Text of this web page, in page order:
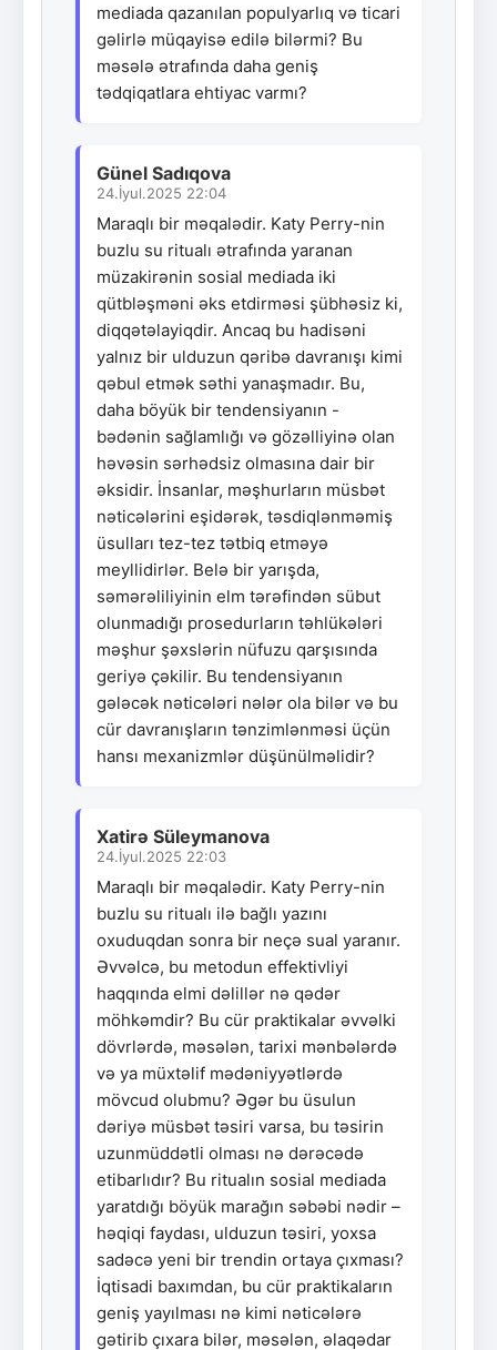
mediada qazanılan populyarlıq və ticari
gəlirlə müqayisə edilə bilərmi? Bu
məsələ ətrafında daha geniş
tədqiqatlara ehtiyac varmı?
Günel Sadıqova
24.İyul.2025 22:04
Maraqlı bir məqalədir. Katy Perry-nin
buzlu su ritualı ətrafında yaranan
müzakirənin sosial mediada iki
qütbləşməni əks etdirməsi şübhəsiz ki,
diqqətəlayiqdir. Ancaq bu hadisəni
yalnız bir ulduzun qəribə davranışı kimi
qəbul etmək səthi yanaşmadır. Bu,
daha böyük bir tendensiyanın -
bədənin sağlamlığı və gözəlliyinə olan
həvəsin sərhədsiz olmasına dair bir
əksidir. İnsanlar, məşhurların müsbət
nəticələrini eşidərək, təsdiqlənməmiş
üsulları tez-tez tətbiq etməyə
meyllidirlər. Belə bir yarışda,
səmərəliliyinin elm tərəfindən sübut
olunmadığı prosedurların təhlükələri
məşhur şəxslərin nüfuzu qarşısında
geriyə çəkilir. Bu tendensiyanın
gələcək nəticələri nələr ola bilər və bu
cür davranışların tənzimlənməsi üçün
hansı mexanizmlər düşünülməlidir?
Xatirə Süleymanova
24.İyul.2025 22:03
Maraqlı bir məqalədir. Katy Perry-nin
buzlu su ritualı ilə bağlı yazını
oxuduqdan sonra bir neçə sual yaranır.
Əvvəlcə, bu metodun effektivliyi
haqqında elmi dəlillər nə qədər
möhkəmdir? Bu cür praktikalar əvvəlki
dövrlərdə, məsələn, tarixi mənbələrdə
və ya müxtəlif mədəniyyətlərdə
mövcud olubmu? Əgər bu üsulun
dəriyə müsbət təsiri varsa, bu təsirin
uzunmüddətli olması nə dərəcədə
etibarlıdır? Bu ritualın sosial mediada
yaratdığı böyük marağın səbəbi nədir –
həqiqi faydası, ulduzun təsiri, yoxsa
sadəcə yeni bir trendin ortaya çıxması?
İqtisadi baxımdan, bu cür praktikaların
geniş yayılması nə kimi nəticələrə
gətirib çıxara bilər, məsələn, əlaqədar